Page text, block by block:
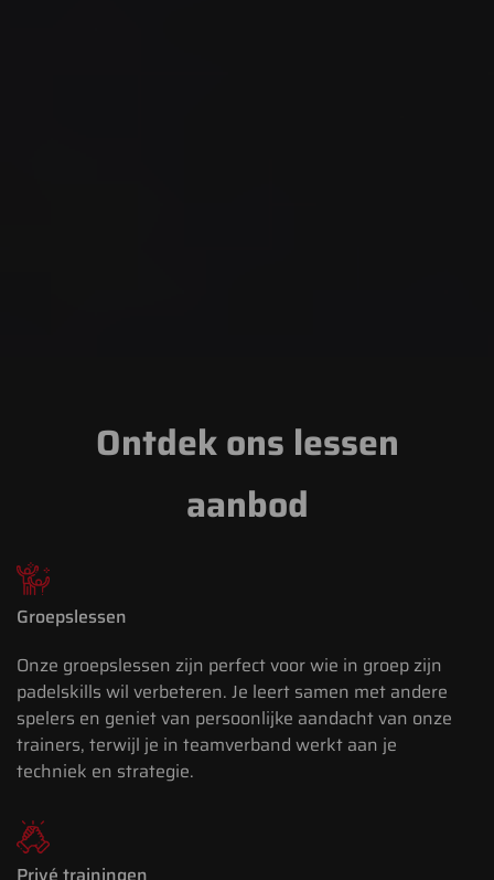
Ontdek ons lessen
aanbod
Groepslessen
Onze groepslessen zijn perfect voor wie in groep zijn
padelskills wil verbeteren. Je leert samen met andere
spelers en geniet van persoonlijke aandacht van onze
trainers, terwijl je in teamverband werkt aan je
techniek en strategie.